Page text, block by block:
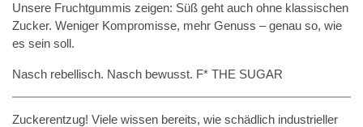
Unsere Fruchtgummis zeigen: Süß geht auch ohne klassischen
Zucker. Weniger Kompromisse, mehr Genuss – genau so, wie
es sein soll.
Nasch rebellisch. Nasch bewusst. F* THE SUGAR
Zuckerentzug! Viele wissen bereits, wie schädlich industrieller